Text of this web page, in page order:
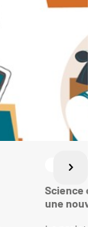
Le 22 janv.
Science
une